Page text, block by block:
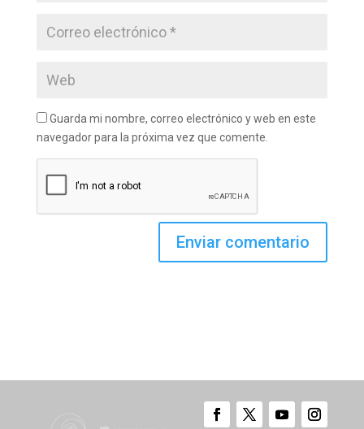
Guarda mi nombre, correo electrónico y web en este
navegador para la próxima vez que comente.